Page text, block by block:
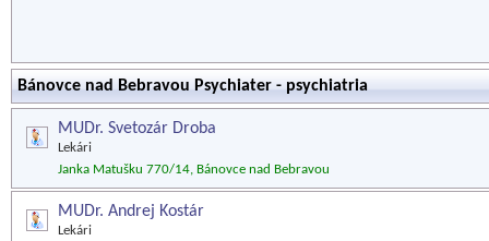
Bánovce nad Bebravou Psychiater - psychiatria
MUDr. Svetozár Droba
Lekári
Janka Matušku 770/14, Bánovce nad Bebravou
MUDr. Andrej Kostár
Lekári